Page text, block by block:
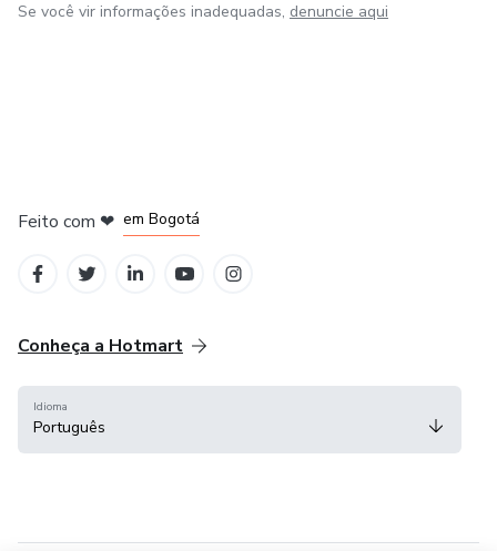
Se você vir informações inadequadas, denuncie aqui
Feito com ❤ em Bogotá
Conheça a Hotmart
Idioma
Português